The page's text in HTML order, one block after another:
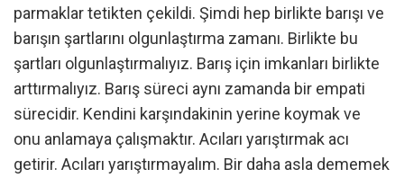
parmaklar tetikten çekildi. Şimdi hep birlikte barışı ve
barışın şartlarını olgunlaştırma zamanı. Birlikte bu
şartları olgunlaştırmalıyız. Barış için imkanları birlikte
arttırmalıyız. Barış süreci aynı zamanda bir empati
sürecidir. Kendini karşındakinin yerine koymak ve
onu anlamaya çalışmaktır. Acıları yarıştırmak acı
getirir. Acıları yarıştırmayalım. Bir daha asla dememek